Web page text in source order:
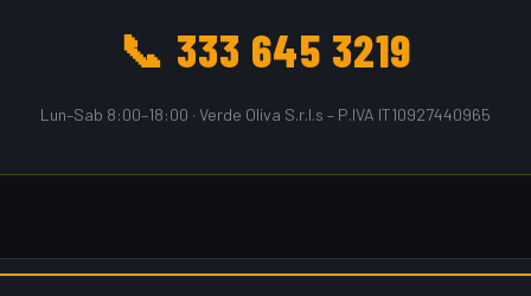
📞 333 645 3219
Lun–Sab 8:00–18:00 · Verde Oliva S.r.l.s – P.IVA IT10927440965